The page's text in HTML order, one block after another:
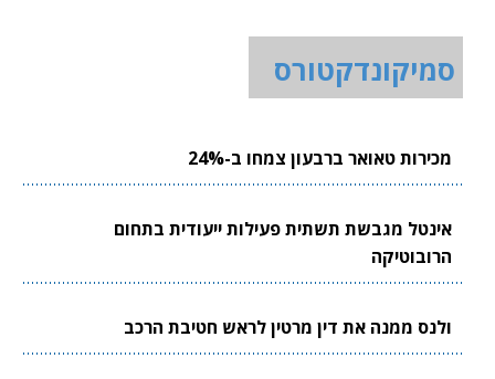
סמיקונדקטורס
מכירות טאואר ברבעון צמחו ב-24%
אינטל מגבשת תשתית פעילות ייעודית בתחום
הרובוטיקה
ולנס ממנה את דין מרטין לראש חטיבת הרכב